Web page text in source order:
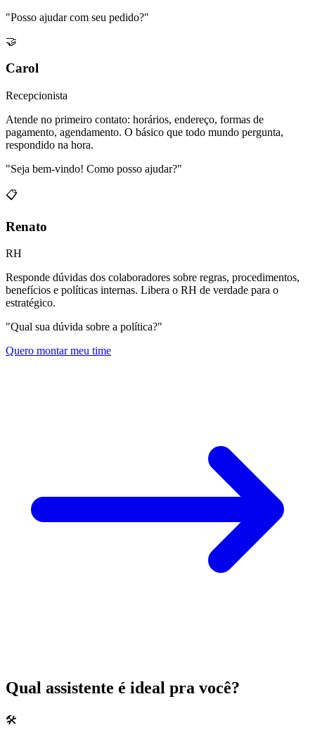
"Posso ajudar com seu pedido?"
🤝
Carol
Recepcionista
Atende no primeiro contato: horários, endereço, formas de
pagamento, agendamento. O básico que todo mundo pergunta,
respondido na hora.
"Seja bem-vindo! Como posso ajudar?"
📋
Renato
RH
Responde dúvidas dos colaboradores sobre regras, procedimentos,
benefícios e políticas internas. Libera o RH de verdade para o
estratégico.
"Qual sua dúvida sobre a política?"
Quero montar meu time
Qual assistente é ideal pra você?
🛠️